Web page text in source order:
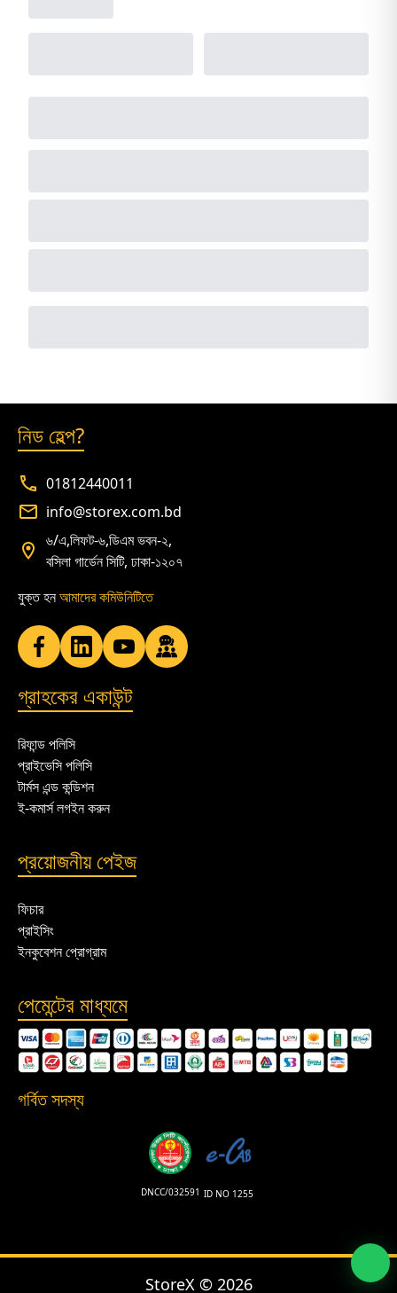
নিড হেল্প?
01812440011
info@storex.com.bd
৬/এ,লিফট-৬,ডিএম ভবন-২,
বসিলা গার্ডেন সিটি, ঢাকা-১২০৭
যুক্ত হনআমাদের কমিউনিটিতে
গ্রাহকের একাউন্ট
রিফান্ড পলিসি
প্রাইভেসি পলিসি
টার্মস এন্ড কন্ডিশন
ই-কমার্স লগইন করুন
প্রয়োজনীয় পেইজ
ফিচার
প্রাইসিং
ইনকুবেশন প্রোগ্রাম
পেমেন্টের মাধ্যমে
গর্বিত সদস্য
DNCC/032591 ID NO 1255
StoreX © 2026